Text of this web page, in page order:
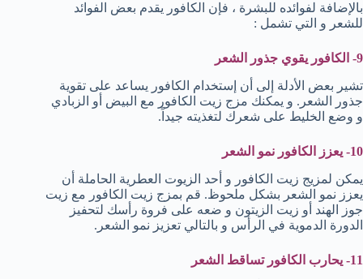
بالإضافة لفوائده للبشرة ، فإن الكافور يقدم بعض الفوائد
للشعر و التي تشمل :
9- الكافور يقوي جذور الشعر
تشير بعض الأدلة إلى أن إستخدام الكافور يساعد على تقوية
جذور الشعر. و يمكنك مزج زيت الكافور مع البيض أو الزبادي
و وضع الخليط على شعرك لتغذيته جيداً.
10- يعزز الكافور نمو الشعر
يمكن لمزيج زيت الكافور و أحد الزيوت العطرية الحاملة أن
يعزز نمو الشعر بشكل ملحوظ. قم بمزج زيت الكافور مع زيت
جوز الهند أو زيت الزيتون و ضعه على فروة رأسك لتحفيز
الدورة الدموية في الرأس و بالتالي تعزيز نمو الشعر.
11- يحارب الكافور تساقط الشعر